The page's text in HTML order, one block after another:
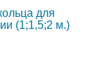
для
(1;1,5;2 м.)